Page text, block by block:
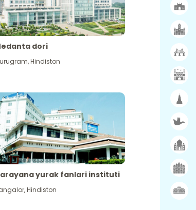
dori
,Hindiston
yurak fanlari instituti
,Hindiston